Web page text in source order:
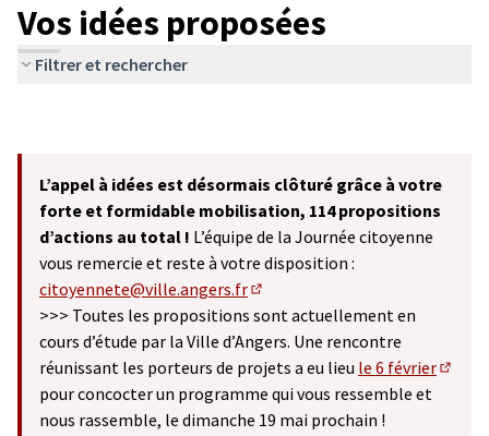
Vos idées proposées
Filtrer et rechercher
L’appel à idées est désormais clôturé grâce à votre
forte et formidable mobilisation, 114 propositions
d’actions au total ! L’équipe de la Journée citoyenne
vous remercie et reste à votre disposition :
citoyennete@ville.angers.fr
(S'ouvre dans un nouvel onglet)
>>> Toutes les propositions sont actuellement en
cours d’étude par la Ville d’Angers. Une rencontre
réunissant les porteurs de projets a eu lieu le 6 février
pour concocter un programme qui vous ressemble et
nous rassemble, le dimanche 19 mai prochain !